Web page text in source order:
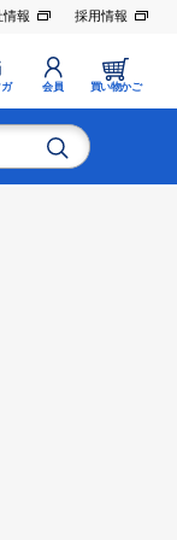
情報 採用情報
会員 買い物かご